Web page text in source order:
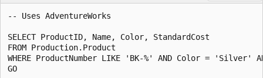
-- Uses AdventureWorks
SELECT ProductID, Name, Color, StandardCost
FROM Production.Product
WHERE ProductNumber LIKE 'BK-%' AND Color = 'Silver'